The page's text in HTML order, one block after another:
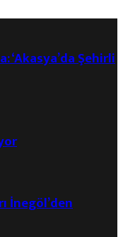
‘Akasya’da Şehirli
İnegöl’den